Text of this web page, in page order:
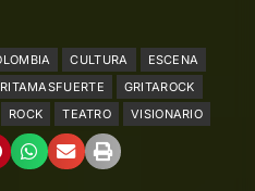
CULTURA
ESCENA
GRITAROCK
ROCK TEATRO VISIONARIO